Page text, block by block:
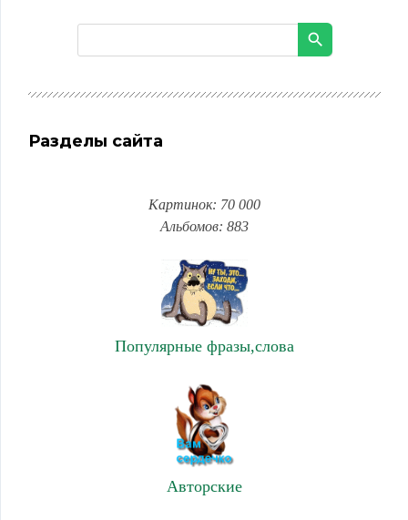
Разделы сайта
Картинок: 70 000
Альбомов: 883
Популярные фразы,слова
Авторские